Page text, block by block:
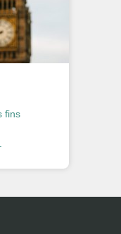
fins